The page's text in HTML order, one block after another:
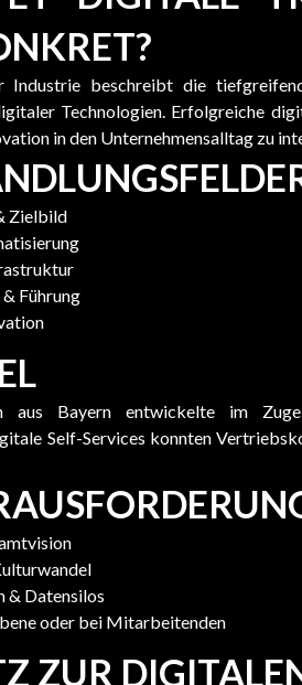
beschreibt die
Technologien. Erfolgreiche
in den Unternehmensalltag zu
Zielbild
Führung
aus Bayern entwickelte im
Self-Services konnten
& Datensilos
oder bei Mitarbeitenden
ZUR